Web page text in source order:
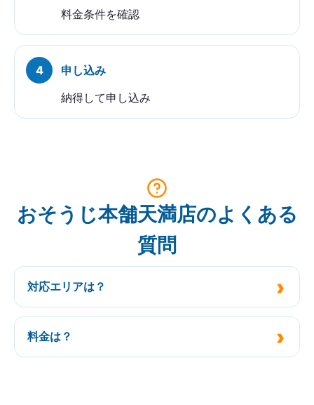
料金条件を確認
申し込み
納得して申し込み
おそうじ本舗天満店のよくある
質問
対応エリアは？
料金は？